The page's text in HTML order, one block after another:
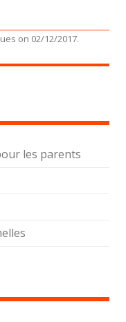
on 02/12/2017.
les parents